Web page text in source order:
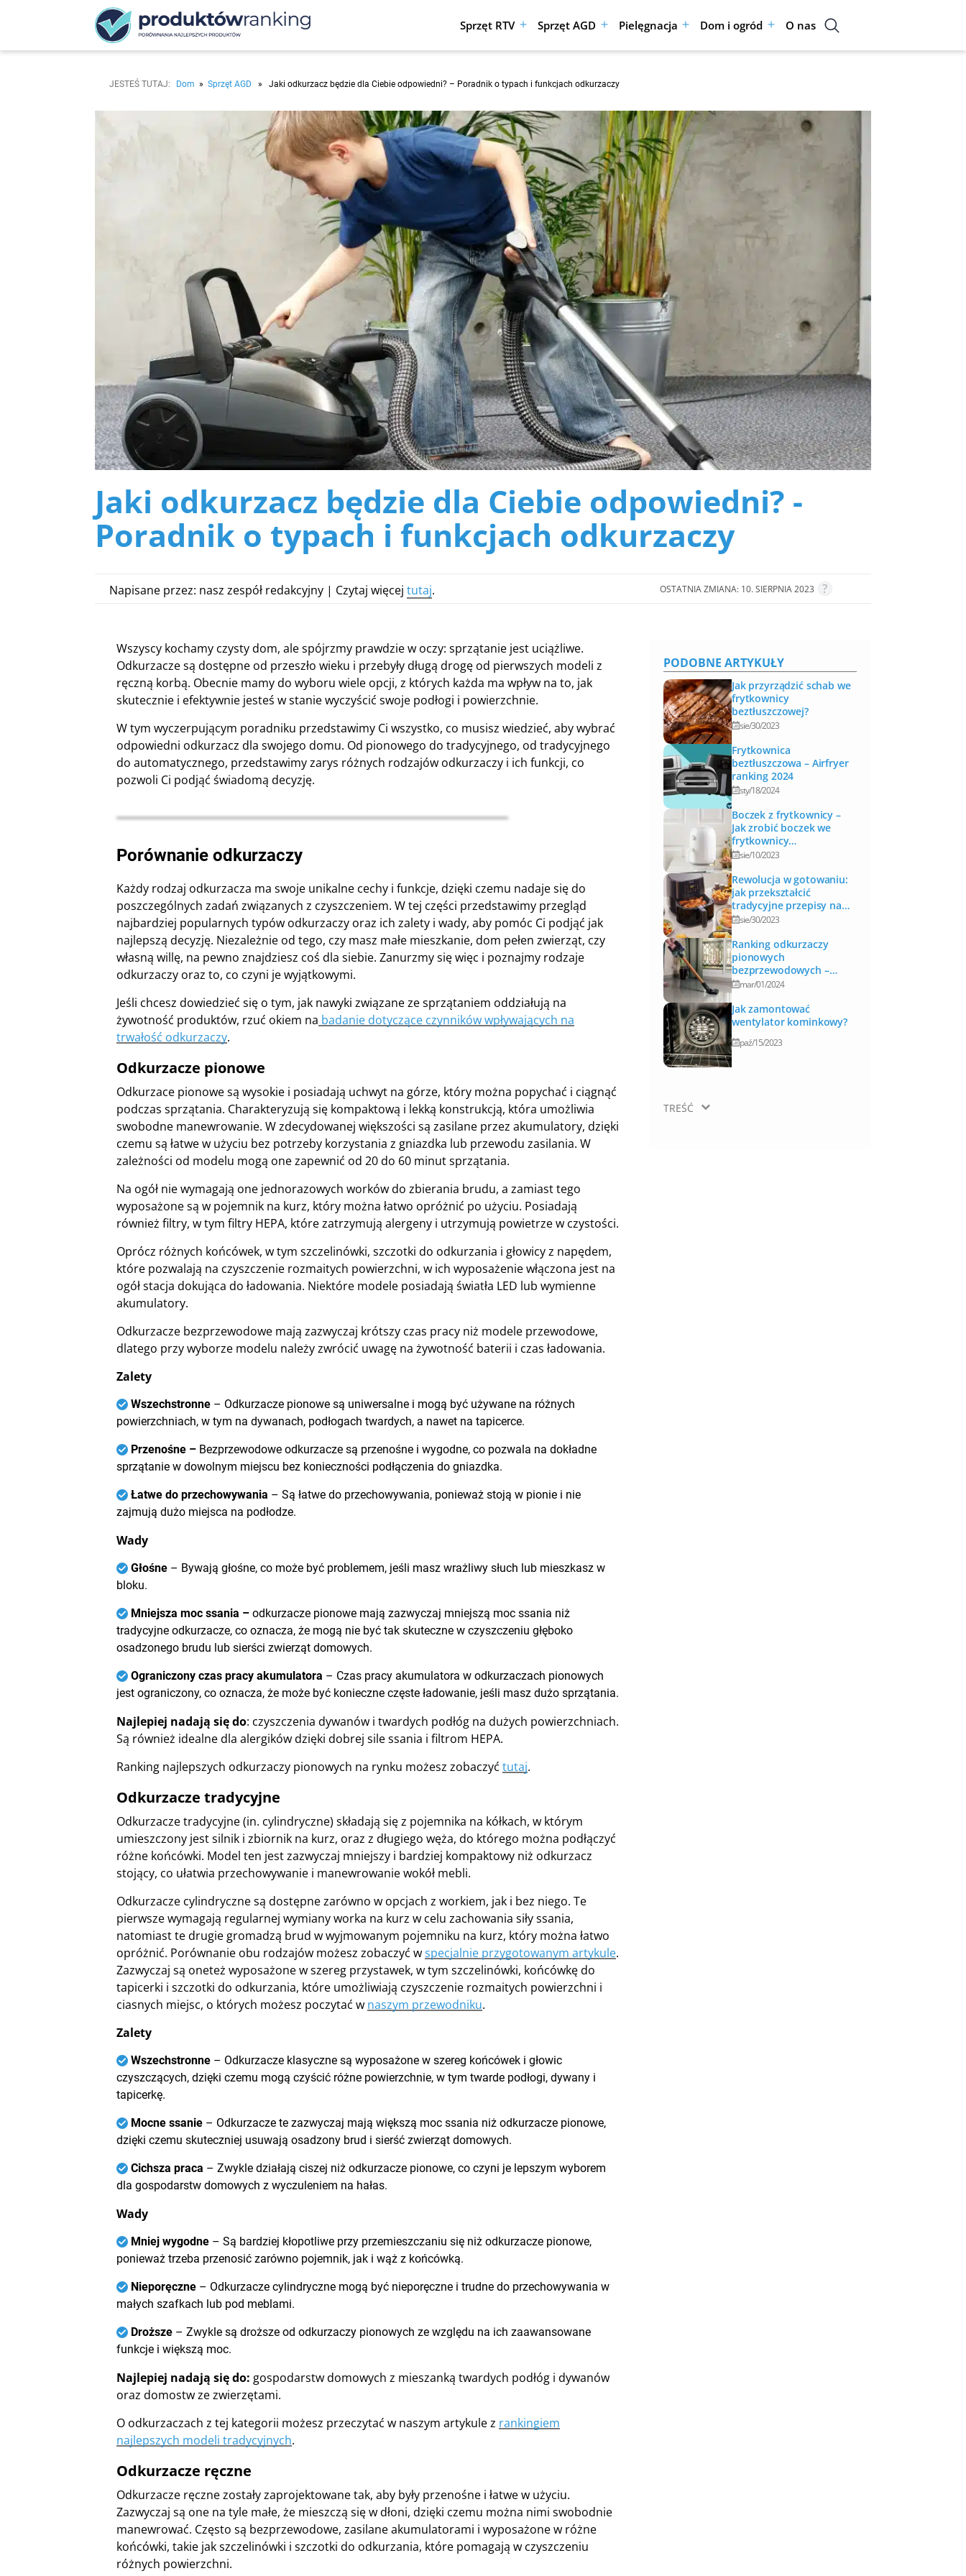
treści
Sprzęt RTV Rozwiń
menu
Sprzęt AGD Rozwiń
menu
Pielęgnacja Rozwiń
menu
Dom i ogród Rozwiń
menu
O nas
JESTEŚ TUTAJ: Dom » Sprzęt AGD » Jaki odkurzacz będzie dla Ciebie odpowiedni? – Poradnik o typach i funkcjach odkurzaczy
Jaki odkurzacz będzie dla Ciebie odpowiedni? -
Poradnik o typach i funkcjach odkurzaczy
Napisane przez: nasz zespół redakcyjny | Czytaj więcej tutaj. OSTATNIA ZMIANA: 10. SIERPNIA 2023
Wszyscy kochamy czysty dom, ale spójrzmy prawdzie w oczy: sprzątanie jest uciążliwe.
Odkurzacze są dostępne od przeszło wieku i przebyły długą drogę od pierwszych modeli z
ręczną korbą. Obecnie mamy do wyboru wiele opcji, z których każda ma wpływ na to, jak
skutecznie i efektywnie jesteś w stanie wyczyścić swoje podłogi i powierzchnie.
W tym wyczerpującym poradniku przedstawimy Ci wszystko, co musisz wiedzieć, aby wybrać
odpowiedni odkurzacz dla swojego domu. Od pionowego do tradycyjnego, od tradycyjnego
do automatycznego, przedstawimy zarys różnych rodzajów odkurzaczy i ich funkcji, co
pozwoli Ci podjąć świadomą decyzję.
Porównanie odkurzaczy
Każdy rodzaj odkurzacza ma swoje unikalne cechy i funkcje, dzięki czemu nadaje się do
poszczególnych zadań związanych z czyszczeniem. W tej części przedstawimy przegląd
najbardziej popularnych typów odkurzaczy oraz ich zalety i wady, aby pomóc Ci podjąć jak
najlepszą decyzję. Niezależnie od tego, czy masz małe mieszkanie, dom pełen zwierząt, czy
własną willę, na pewno znajdziesz coś dla siebie. Zanurzmy się więc i poznajmy rodzaje
odkurzaczy oraz to, co czyni je wyjątkowymi.
Jeśli chcesz dowiedzieć się o tym, jak nawyki związane ze sprzątaniem oddziałują na
żywotność produktów, rzuć okiem na badanie dotyczące czynników wpływających na
trwałość odkurzaczy.
Odkurzacze pionowe
Odkurzace pionowe są wysokie i posiadają uchwyt na górze, który można popychać i ciągnąć
podczas sprzątania. Charakteryzują się kompaktową i lekką konstrukcją, która umożliwia
swobodne manewrowanie. W zdecydowanej większości są zasilane przez akumulatory, dzięki
czemu są łatwe w użyciu bez potrzeby korzystania z gniazdka lub przewodu zasilania. W
zależności od modelu mogą one zapewnić od 20 do 60 minut sprzątania.
Na ogół nie wymagają one jednorazowych worków do zbierania brudu, a zamiast tego
wyposażone są w pojemnik na kurz, który można łatwo opróżnić po użyciu. Posiadają
również filtry, w tym filtry HEPA, które zatrzymują alergeny i utrzymują powietrze w czystości.
Oprócz różnych końcówek, w tym szczelinówki, szczotki do odkurzania i głowicy z napędem,
które pozwalają na czyszczenie rozmaitych powierzchni, w ich wyposażenie włączona jest na
ogół stacja dokująca do ładowania. Niektóre modele posiadają światła LED lub wymienne
akumulatory.
Odkurzacze bezprzewodowe mają zazwyczaj krótszy czas pracy niż modele przewodowe,
dlatego przy wyborze modelu należy zwrócić uwagę na żywotność baterii i czas ładowania.
Zalety
Wszechstronne – Odkurzacze pionowe są uniwersalne i mogą być używane na różnych
powierzchniach, w tym na dywanach, podłogach twardych, a nawet na tapicerce.
Przenośne – Bezprzewodowe odkurzacze są przenośne i wygodne, co pozwala na dokładne
sprzątanie w dowolnym miejscu bez konieczności podłączenia do gniazdka.
Łatwe do przechowywania – Są łatwe do przechowywania, ponieważ stoją w pionie i nie
zajmują dużo miejsca na podłodze.
Wady
Głośne – Bywają głośne, co może być problemem, jeśli masz wrażliwy słuch lub mieszkasz w
bloku.
Mniejsza moc ssania – odkurzacze pionowe mają zazwyczaj mniejszą moc ssania niż
tradycyjne odkurzacze, co oznacza, że mogą nie być tak skuteczne w czyszczeniu głęboko
osadzonego brudu lub sierści zwierząt domowych.
Ograniczony czas pracy akumulatora – Czas pracy akumulatora w odkurzaczach pionowych
jest ograniczony, co oznacza, że może być konieczne częste ładowanie, jeśli masz dużo sprzątania.
Najlepiej nadają się do: czyszczenia dywanów i twardych podłóg na dużych powierzchniach.
Są również idealne dla alergików dzięki dobrej sile ssania i filtrom HEPA.
Ranking najlepszych odkurzaczy pionowych na rynku możesz zobaczyć tutaj.
Odkurzacze tradycyjne
Odkurzacze tradycyjne (in. cylindryczne) składają się z pojemnika na kółkach, w którym
umieszczony jest silnik i zbiornik na kurz, oraz z długiego węża, do którego można podłączyć
różne końcówki. Model ten jest zazwyczaj mniejszy i bardziej kompaktowy niż odkurzacz
stojący, co ułatwia przechowywanie i manewrowanie wokół mebli.
Odkurzacze cylindryczne są dostępne zarówno w opcjach z workiem, jak i bez niego. Te
pierwsze wymagają regularnej wymiany worka na kurz w celu zachowania siły ssania,
natomiast te drugie gromadzą brud w wyjmowanym pojemniku na kurz, który można łatwo
opróżnić. Porównanie obu rodzajów możesz zobaczyć wspecjalnie przygotowanym artykule.
Zazwyczaj są oneteż wyposażone w szereg przystawek, w tym szczelinówki, końcówkę do
tapicerki i szczotki do odkurzania, które umożliwiają czyszczenie rozmaitych powierzchni i
ciasnych miejsc, o których możesz poczytać w naszym przewodniku.
Zalety
Wszechstronne – Odkurzacze klasyczne są wyposażone w szereg końcówek i głowic
czyszczących, dzięki czemu mogą czyścić różne powierzchnie, w tym twarde podłogi, dywany i
tapicerkę.
Mocne ssanie – Odkurzacze te zazwyczaj mają większą moc ssania niż odkurzacze pionowe,
dzięki czemu skuteczniej usuwają osadzony brud i sierść zwierząt domowych.
Cichsza praca – Zwykle działają ciszej niż odkurzacze pionowe, co czyni je lepszym wyborem
dla gospodarstw domowych z wyczuleniem na hałas.
Wady
Mniej wygodne – Są bardziej kłopotliwe przy przemieszczaniu się niż odkurzacze pionowe,
ponieważ trzeba przenosić zarówno pojemnik, jak i wąż z końcówką.
Nieporęczne – Odkurzacze cylindryczne mogą być nieporęczne i trudne do przechowywania w
małych szafkach lub pod meblami.
Droższe – Zwykle są droższe od odkurzaczy pionowych ze względu na ich zaawansowane
funkcje i większą moc.
Najlepiej nadają się do: gospodarstw domowych z mieszanką twardych podłóg i dywanów
oraz domostw ze zwierzętami.
O odkurzaczach z tej kategorii możesz przeczytać w naszym artykule z rankingiem
najlepszych modeli tradycyjnych.
Odkurzacze ręczne
Odkurzacze ręczne zostały zaprojektowane tak, aby były przenośne i łatwe w użyciu.
Zazwyczaj są one na tyle małe, że mieszczą się w dłoni, dzięki czemu można nimi swobodnie
manewrować. Często są bezprzewodowe, zasilane akumulatorami i wyposażone w różne
końcówki, takie jak szczelinówki i szczotki do odkurzania, które pomagają w czyszczeniu
różnych powierzchni.
TREŚĆ
PODOBNE ARTYKUŁY
Jak przyrządzić schab we
frytkownicy
beztłuszczowej?
sie/30/2023
Frytkownica
beztłuszczowa – Airfryer
ranking 2024
sty/18/2024
Boczek z frytkownicy –
Jak zrobić boczek we
frytkownicy
beztłuszczowej?
sie/10/2023
Rewolucja w gotowaniu:
jak przekształcić
tradycyjne przepisy na
przepisy do frytkownicy
sie/30/2023
Ranking odkurzaczy
pionowych
bezprzewodowych –
Najlepsze 6 modeli
mar/01/2024
Jak zamontować
wentylator kominkowy?
paź/15/2023